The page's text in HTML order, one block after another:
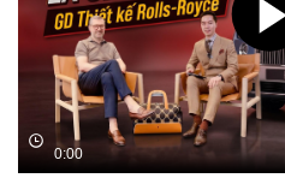
0:00